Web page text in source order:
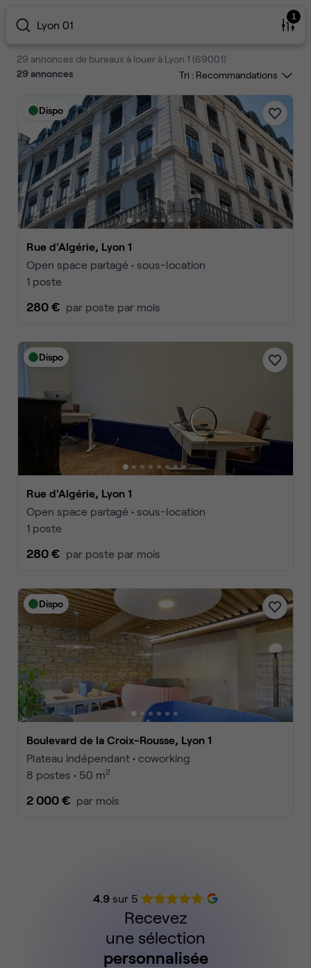
Lyon 01
1
29 annonces de bureaux à louer à Lyon 1 (69001)
29 annonces Tri :
Dispo
Rue d'Algérie, Lyon 1
Open space partagé • sous-location
1 poste
280 € par poste par mois
Dispo
Rue d'Algérie, Lyon 1
Open space partagé • sous-location
1 poste
280 € par poste par mois
Dispo
Boulevard de la Croix-Rousse, Lyon 1
Plateau indépendant • coworking
8 postes • 50 m2
2 000 € par mois
4.9sur 5
Recevez
une sélection
personnalisée